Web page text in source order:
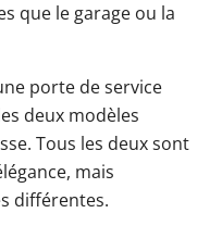
que le garage ou la
porte de service
deux modèles
Tous les deux sont
mais
différentes.